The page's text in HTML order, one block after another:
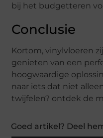
bij het budgetteren
Conclusie
Kortom, vinylvloeren
genieten van een
hoogwaardige
naar iets dat niet
twijfelen? ontdek de
Goed artikel? Deel